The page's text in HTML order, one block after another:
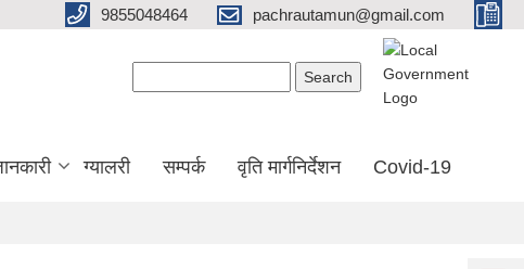
9855048464 pachrautamun@gmail.com
ग्यालरी सम्पर्क वृति मार्गनिर्देशन Covid-19